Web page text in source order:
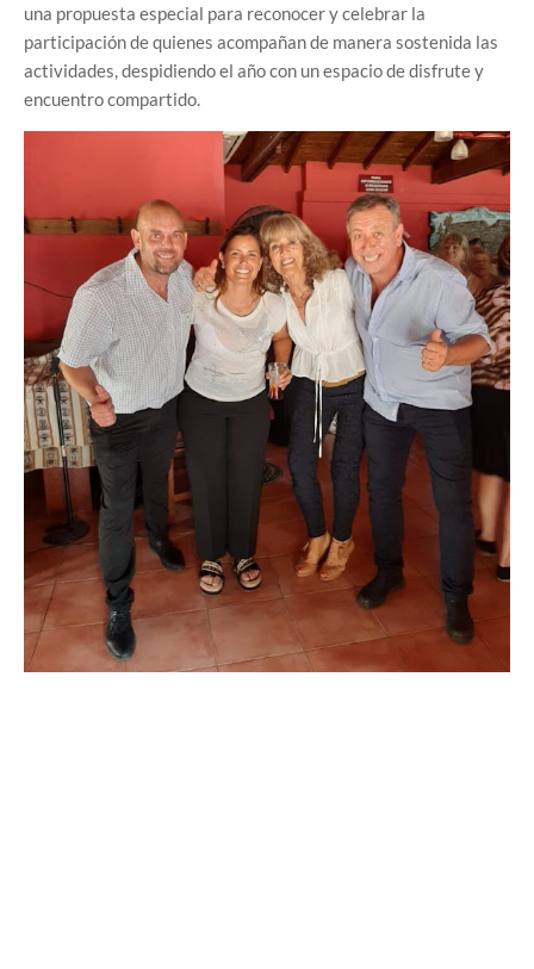
una propuesta especial para reconocer y celebrar la
participación de quienes acompañan de manera sostenida las
actividades, despidiendo el año con un espacio de disfrute y
encuentro compartido.